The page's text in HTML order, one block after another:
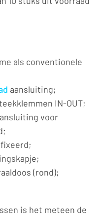
als conventionele
aansluiting;
IN-OUT;
voor
(rond);
is het meteen de